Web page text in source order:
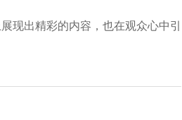
现出精彩的内容，也在观众心中引